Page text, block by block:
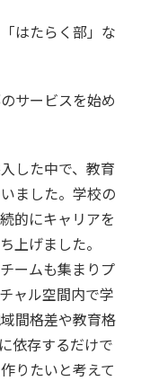
はたらく部」な
サービスを始め
した中で、教育
ました。学校の
的にキャリアを
上げました。
ームも集まりプ
ャル空間内で学
間格差や教育格
依存するだけで
りたいと考えて